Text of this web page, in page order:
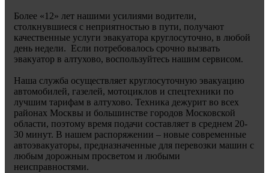
Более «12» лет нашими усилиями водители,
столкнувшиеся с неприятностью в пути, получают
качественные услуги эвакуатора круглосуточно, в любой
день недели. Если потребовалось срочно вызвать
эвакуатор в алтухово, воспользуйтесь нашим сервисом.
Наша служба осуществляет круглосуточную эвакуацию
автомобилей, газелей, мотоциклов и спецтехники по
лучшим тарифам в алтухово. Техника дежурит во всех
районах Москвы и большинстве городов Московской
области, поэтому время подачи составляет в среднем 20-
30 минут. В нашем распоряжении – новые современные
автоэвакуаторы, предназначенные для перевозки машин с
любым дорожным просветом и любыми
неисправностями.